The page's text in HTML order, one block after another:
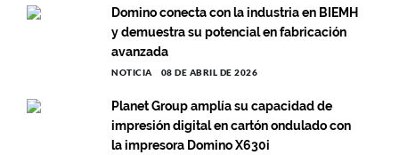
Domino conecta con la industria en BIEMH
y demuestra su potencial en fabricación
avanzada
NOTICIA 08 DE ABRIL DE 2026
Planet Group amplía su capacidad de
impresión digital en cartón ondulado con
la impresora Domino X630i